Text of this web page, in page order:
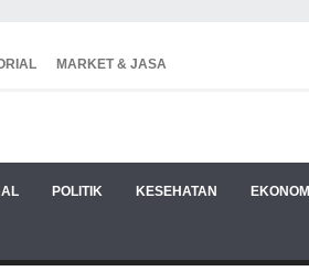
MARKET & JASA
POLITIK KESEHATAN EKONOMI